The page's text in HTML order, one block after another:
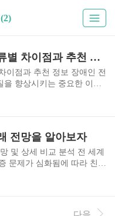
장애인전동차 선택 가이드 종류별 차이점과 추천 정보
이점과 추천 정보 장애인 전
을 향상시키는 중요한 이동
애인 인식 개선으로 시장 규
제품 선택을 돕기 위해 제작
문가 인터뷰, 실제 사용자
최근 몇 년간 배터리 기술
능과 편의성이 크게 개선
전망을 알아보자
및 상세 비교 분석 전 세계
문제가 심화됨에 따라 친환
수요가 급증하고 있습니
니다. 본 분석에서는 전동